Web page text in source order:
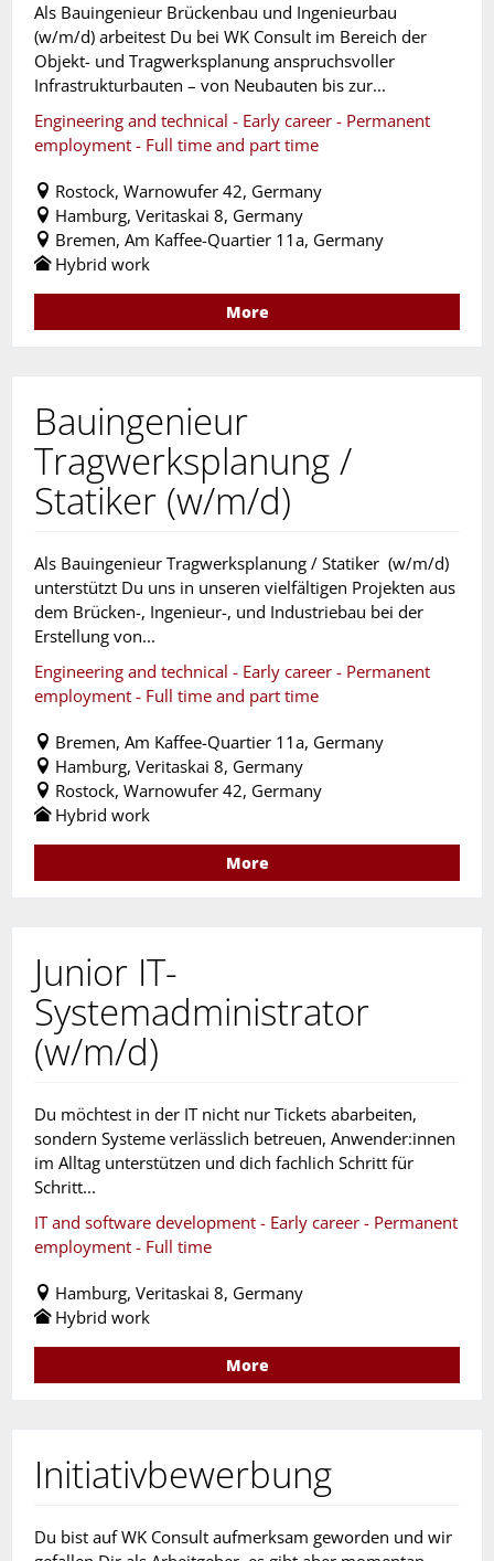
Als Bauingenieur Brückenbau und Ingenieurbau
(w/m/d) arbeitest Du bei WK Consult im Bereich der
Objekt- und Tragwerksplanung anspruchsvoller
Infrastrukturbauten – von Neubauten bis zur...
Engineering and technical - Early career - Permanent
employment - Full time and part time
Rostock, Warnowufer 42, Germany
Hamburg, Veritaskai 8, Germany
Bremen, Am Kaffee-Quartier 11a, Germany
Hybrid work
More
Bauingenieur
Tragwerksplanung /
Statiker (w/m/d)
Als Bauingenieur Tragwerksplanung / Statiker (w/m/d)
unterstützt Du uns in unseren vielfältigen Projekten aus
dem Brücken-, Ingenieur-, und Industriebau bei der
Erstellung von...
Engineering and technical - Early career - Permanent
employment - Full time and part time
Bremen, Am Kaffee-Quartier 11a, Germany
Hamburg, Veritaskai 8, Germany
Rostock, Warnowufer 42, Germany
Hybrid work
More
Junior IT-
Systemadministrator
(w/m/d)
Du möchtest in der IT nicht nur Tickets abarbeiten,
sondern Systeme verlässlich betreuen, Anwender:innen
im Alltag unterstützen und dich fachlich Schritt für
Schritt...
IT and software development - Early career - Permanent
employment - Full time
Hamburg, Veritaskai 8, Germany
Hybrid work
More
Initiativbewerbung
Du bist auf WK Consult aufmerksam geworden und wir